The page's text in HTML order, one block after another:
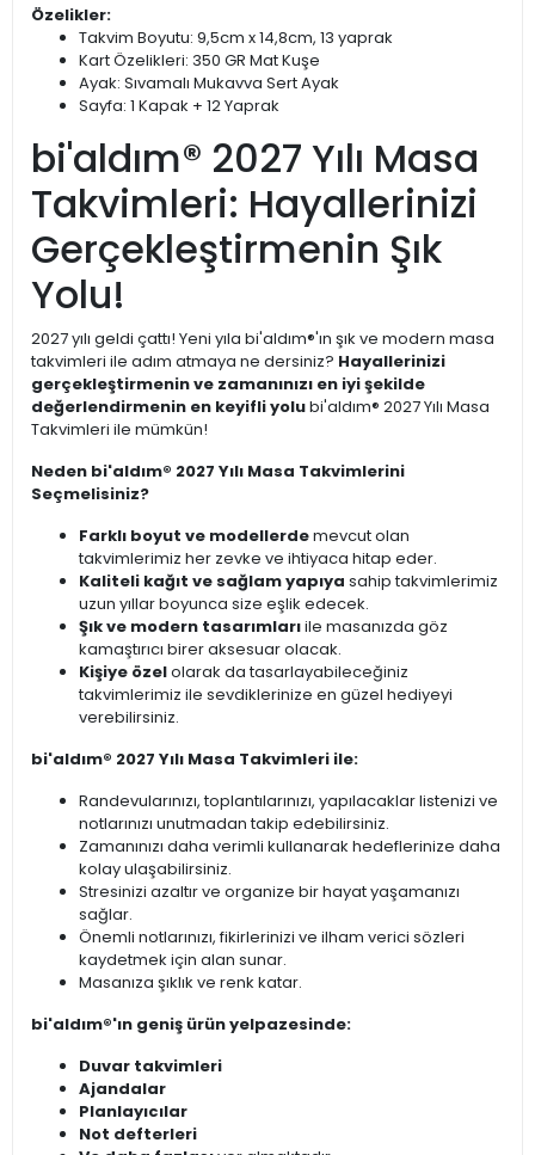
Özelikler:
Takvim Boyutu: 9,5cm x 14,8cm, 13 yaprak
Kart Özelikleri: 350 GR Mat Kuşe
Ayak: Sıvamalı Mukavva Sert Ayak
Sayfa: 1 Kapak + 12 Yaprak
bi'aldım® 2027 Yılı Masa
Takvimleri: Hayallerinizi
Gerçekleştirmenin Şık
Yolu!
2027 yılı geldi çattı! Yeni yıla bi'aldım®'ın şık ve modern masa
takvimleri ile adım atmaya ne dersiniz? Hayallerinizi
gerçekleştirmenin ve zamanınızı en iyi şekilde
değerlendirmenin en keyifli yolubi'aldım® 2027 Yılı Masa
Takvimleri ile mümkün!
Neden bi'aldım® 2027 Yılı Masa Takvimlerini
Seçmelisiniz?
Farklı boyut ve modellerdemevcut olan
takvimlerimiz her zevke ve ihtiyaca hitap eder.
Kaliteli kağıt ve sağlam yapıya sahip takvimlerimiz
uzun yıllar boyunca size eşlik edecek.
Şık ve modern tasarımlarıile masanızda göz
kamaştırıcı birer aksesuar olacak.
Kişiye özelolarak da tasarlayabileceğiniz
takvimlerimiz ile sevdiklerinize en güzel hediyeyi
verebilirsiniz.
bi'aldım® 2027 Yılı Masa Takvimleri ile:
Randevularınızı, toplantılarınızı, yapılacaklar listenizi ve
notlarınızı unutmadan takip edebilirsiniz.
Zamanınızı daha verimli kullanarak hedeflerinize daha
kolay ulaşabilirsiniz.
Stresinizi azaltır ve organize bir hayat yaşamanızı
sağlar.
Önemli notlarınızı, fikirlerinizi ve ilham verici sözleri
kaydetmek için alan sunar.
Masanıza şıklık ve renk katar.
bi'aldım®'ın geniş ürün yelpazesinde:
Duvar takvimleri
Ajandalar
Planlayıcılar
Not defterleri